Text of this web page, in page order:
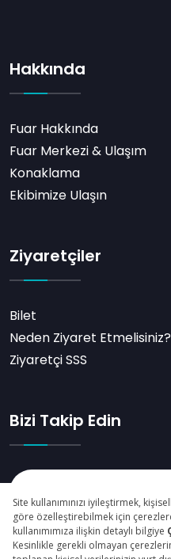
Hakkında
Fuar Hakkında
Fuar Merkezi & Ulaşım
Konaklama
Ekibimize Ulaşın
Ziyaretçiler
Bilet
Neden Ziyaret Etmelisiniz?
Ziyaretçi SSS
Bizi Takip Edin